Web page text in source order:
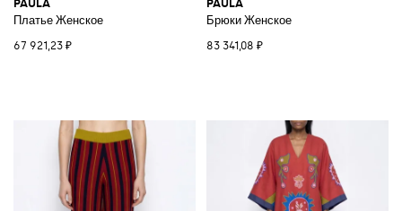
PAULA
Платье Женское
67 921,23 ₽
PAULA
Брюки Женское
83 341,08 ₽